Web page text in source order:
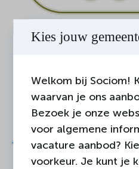
Ander
Kies jouw
Welkom bij Sociom!
waarvan je ons
Bezoek je onze
voor algemene
vacature aanbod?
voorkeur. Je kunt je